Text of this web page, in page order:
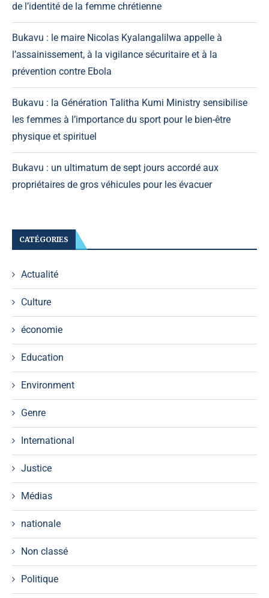
de l’identité de la femme chrétienne
Bukavu : le maire Nicolas Kyalangalilwa appelle à
l’assainissement, à la vigilance sécuritaire et à la
prévention contre Ebola
Bukavu : la Génération Talitha Kumi Ministry sensibilise
les femmes à l’importance du sport pour le bien-être
physique et spirituel
Bukavu : un ultimatum de sept jours accordé aux
propriétaires de gros véhicules pour les évacuer
CATÉGORIES
Actualité
Culture
économie
Education
Environment
Genre
International
Justice
Médias
nationale
Non classé
Politique